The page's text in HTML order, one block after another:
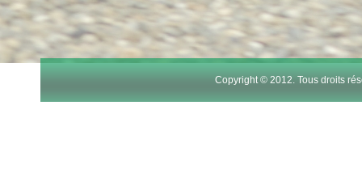
Copyright © 2012. Tous droits